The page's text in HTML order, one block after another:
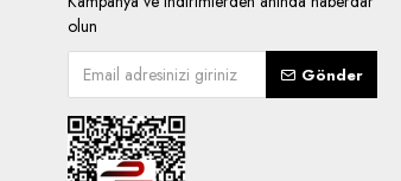
olun
Gönder